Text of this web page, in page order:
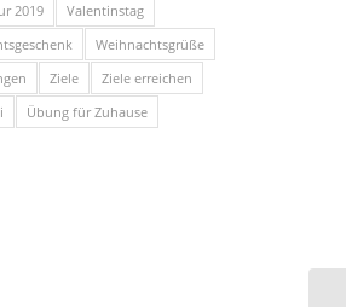
2019
Valentinstag
Weihnachtsgrüße
Ziele
Ziele erreichen
Übung für Zuhause